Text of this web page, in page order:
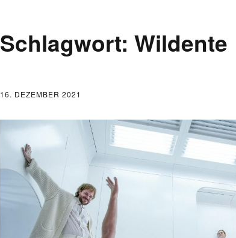
FONTANE UND SCHULE
FONTANE-
FORSCHER*INNEN
FONTANE-INSTITUTIONEN
Schlagwort: Wildente
16. DEZEMBER 2021